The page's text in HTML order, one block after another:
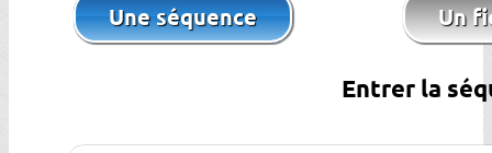
Une séquence Un
Entrer la